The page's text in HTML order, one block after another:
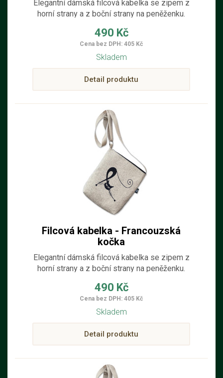
Elegantní dámská filcová kabelka se zipem z
horní strany a z boční strany na peněženku.
vlny s dekorací černobílého srdce a s
nastavitelným popruhem přes rameno.
Kabelka je vhodná pro věci denní potřeby.
490 Kč
Cena bez DPH: 405 Kč
Skladem
Detail produktu
Filcová kabelka - Francouzská
kočka
Elegantní dámská filcová kabelka se zipem z
horní strany a z boční strany na peněženku.
100% ovčí vlny s dekorací černé francouzské
kočky. Nastavitelný popruh můžete dát přes
rameno a jít rovnou na výlet. Kabelka je
vhodná pro věci denní potřeby.
490 Kč
Cena bez DPH: 405 Kč
Skladem
Detail produktu